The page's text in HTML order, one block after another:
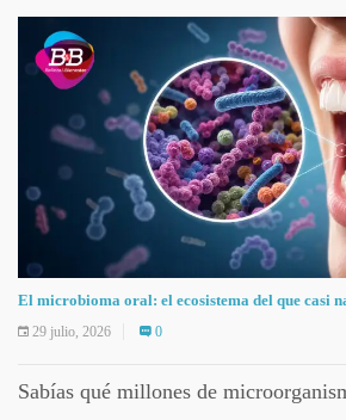
El microbioma oral: el ecosistema del que casi
29 julio, 2026 0
Sabías qué millones de